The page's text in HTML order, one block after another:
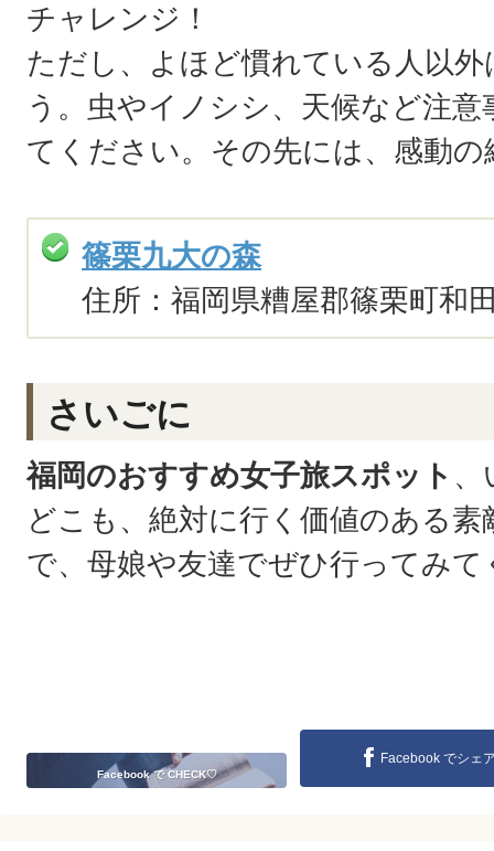
チャレンジ！
ただし、よほど慣れている人以
う。虫やイノシシ、天候など注
てください。その先には、感動
篠栗九大の森
住所：福岡県糟屋郡篠栗町和
さいごに
福岡のおすすめ女子旅スポット 、
どこも、絶対に行く価値のある
で、母娘や友達でぜひ行ってみ
Facebook で CHECK♡
Facebook でシェ